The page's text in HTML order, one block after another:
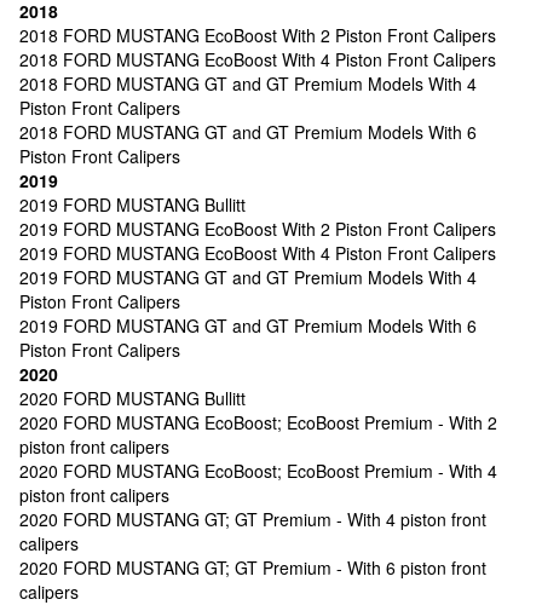
2018
2018 FORD MUSTANG EcoBoost With 2 Piston Front Calipers
2018 FORD MUSTANG EcoBoost With 4 Piston Front Calipers
2018 FORD MUSTANG GT and GT Premium Models With 4
Piston Front Calipers
2018 FORD MUSTANG GT and GT Premium Models With 6
Piston Front Calipers
2019
2019 FORD MUSTANG Bullitt
2019 FORD MUSTANG EcoBoost With 2 Piston Front Calipers
2019 FORD MUSTANG EcoBoost With 4 Piston Front Calipers
2019 FORD MUSTANG GT and GT Premium Models With 4
Piston Front Calipers
2019 FORD MUSTANG GT and GT Premium Models With 6
Piston Front Calipers
2020
2020 FORD MUSTANG Bullitt
2020 FORD MUSTANG EcoBoost; EcoBoost Premium - With 2
piston front calipers
2020 FORD MUSTANG EcoBoost; EcoBoost Premium - With 4
piston front calipers
2020 FORD MUSTANG GT; GT Premium - With 4 piston front
calipers
2020 FORD MUSTANG GT; GT Premium - With 6 piston front
calipers